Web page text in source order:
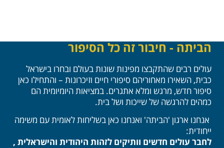
הביתה - חיבור זה כל הסיפור
עולים רבים שהתקבצו מפינות שונות בעולם ובחרו בישראל
כבית, השאירו מאחוריהם סיפורי חיים וזיכרונות – והתחילו כאן
סיפור חדש, מרגש ומלא אתגרים. במציאות היומיומית הם
כמהים להרגשה של שייכות ושל בית.
אנחנו ארגון 'הביתה' ואנחנו כאן בשליחות לאומית עם משימה
ייחודית:
לחבר עולים חדשים וותיקים לזהות היהודית והישראלית ,